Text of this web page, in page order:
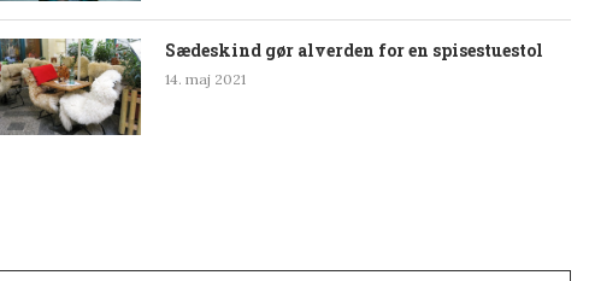
Sædeskind gør alverden for en spisestuestol
14. maj 2021